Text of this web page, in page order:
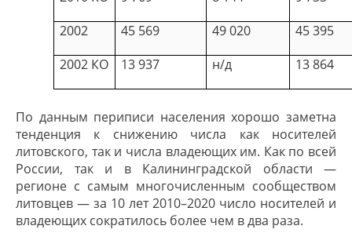
2002
45 569 49 020
45 395
2002 КО
13 937 н/д 13 864
По данным периписи населения хорошо заметна
тенденция к снижению числа как носителей
литовского, так и числа владеющих им. Как по всей
России, так и в Калининградской области —
регионе с самым многочисленным сообществом
литовцев — за 10 лет 2010–2020 число носителей и
владеющих сократилось более чем в два раза.